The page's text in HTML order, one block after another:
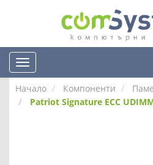
Начало Компоненти
Patriot Signature ECC